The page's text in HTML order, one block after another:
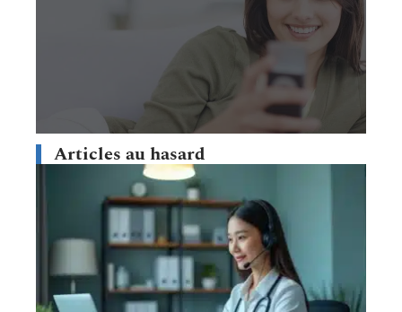
Articles au hasard